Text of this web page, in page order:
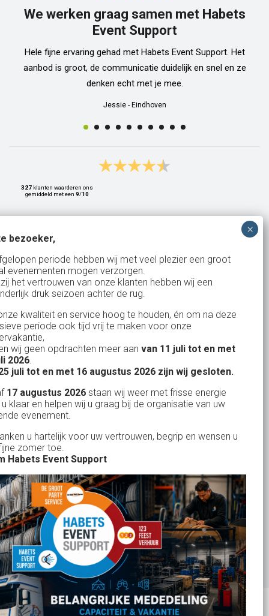
We werken graag samen met Habets
Event Support
Hele fijne ervaring gehad met Habets Event Support. Het
aanbod is groot, de communicatie duidelijk en snel en ze
denken echt met je mee.
Jessie - Eindhoven
327 klanten waarderen ons
gemiddeld met een 9/10
Bank: NL15ABNA0561810710
KvK: 17167131
BTW: NL.1678.53.296.B01
Uw partner in:
Evenementen verhuur
Feestverhuur
Licht- en Geluidverhuur
Horeca verhuur
Partyverhuur
Je vindt ons op
bezoeker,
periode hebben wij met veel plezier een groot
evenementen mogen verzorgen.
het vertrouwen van onze klanten hebben wij een
druk seizoen achter de rug.
kwaliteit en service hoog te houden, én om na deze
periode ook tijd vrij te maken voor onze
wij geen opdrachten meer aan van 11 juli tot en met
2026.
juli tot en met 16 augustus 2026 zijn wij gesloten.
17 augustus 2026 staan wij weer met frisse energie
klaar en helpen wij u graag bij de organisatie van uw
evenement.
u hartelijk voor uw vertrouwen, begrip en wensen u
zomer toe.
Habets Event Support